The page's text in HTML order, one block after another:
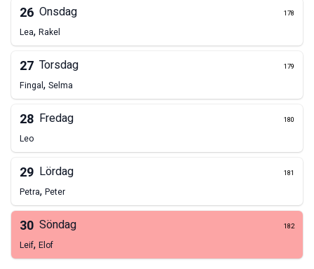
26 Onsdag 178
Lea, Rakel
27 Torsdag 179
Fingal, Selma
28 Fredag 180
Leo
29 Lördag 181
Petra, Peter
30 Söndag 182
Leif, Elof